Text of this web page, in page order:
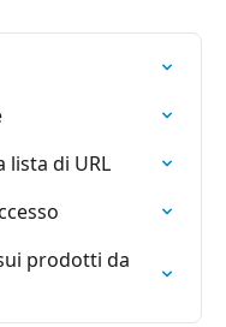
lista di URL
prodotti da